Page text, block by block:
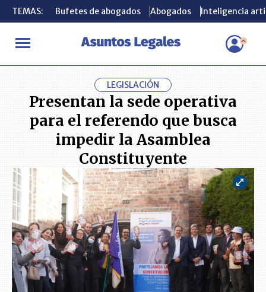
TEMAS: Bufetes de abogados Abogados Inteligencia
INICIO ACTUALIDAD Presentan la sede operativa para el
TEMAS: Bufetes de abogados Abogados Inteligencia
LEGISLACIÓN
Presentan la sede operativa
para el referendo que busca
impedir la Asamblea
Constituyente